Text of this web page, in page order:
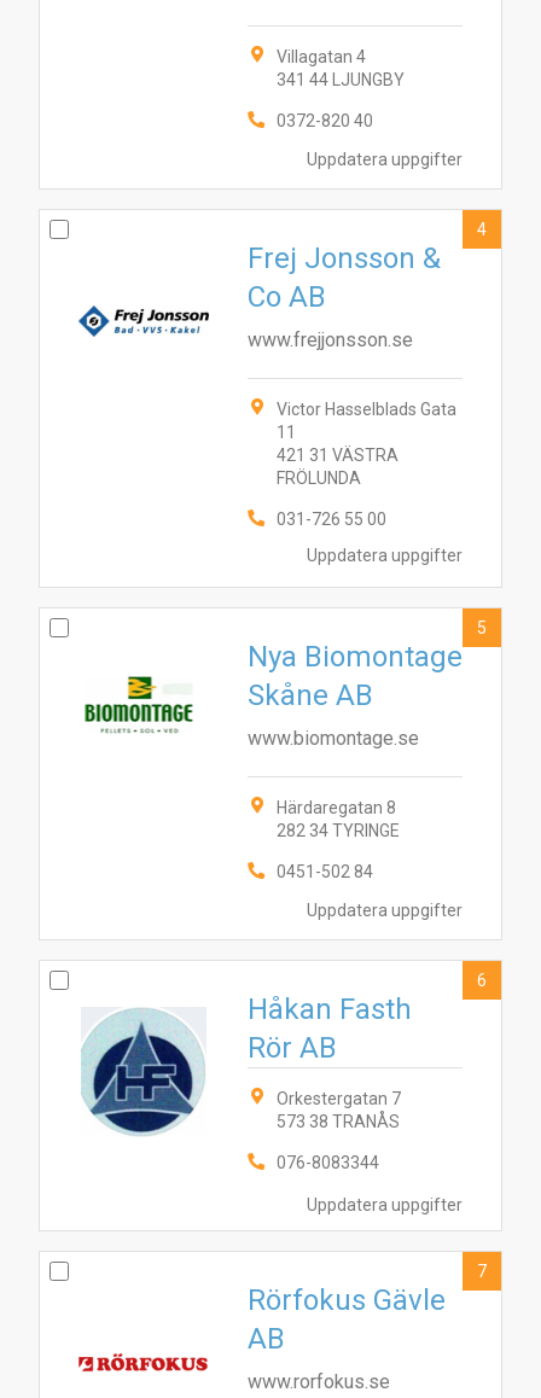
Uppdatera uppgifter
Villagatan 4
341 44 LJUNGBY
0372-820 40
Uppdatera uppgifter
Frej Jonsson &
Co AB
www.frejjonsson.se
Victor Hasselblads Gata
11
421 31 VÄSTRA
FRÖLUNDA
031-726 55 00
4
Uppdatera uppgifter
Nya Biomontage
Skåne AB
www.biomontage.se
Härdaregatan 8
282 34 TYRINGE
0451-502 84
5
Uppdatera uppgifter
Håkan Fasth
Rör AB
Orkestergatan 7
573 38 TRANÅS
076-8083344
6
Rörfokus Gävle
AB
www.rorfokus.se
7